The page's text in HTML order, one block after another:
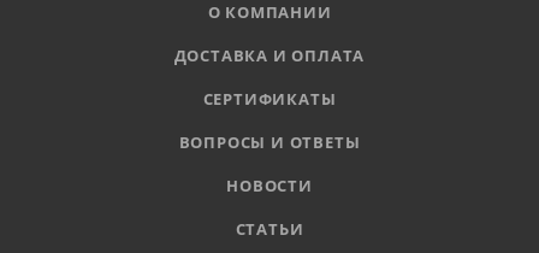
О КОМПАНИИ
ДОСТАВКА И ОПЛАТА
СЕРТИФИКАТЫ
ВОПРОСЫ И ОТВЕТЫ
НОВОСТИ
СТАТЬИ